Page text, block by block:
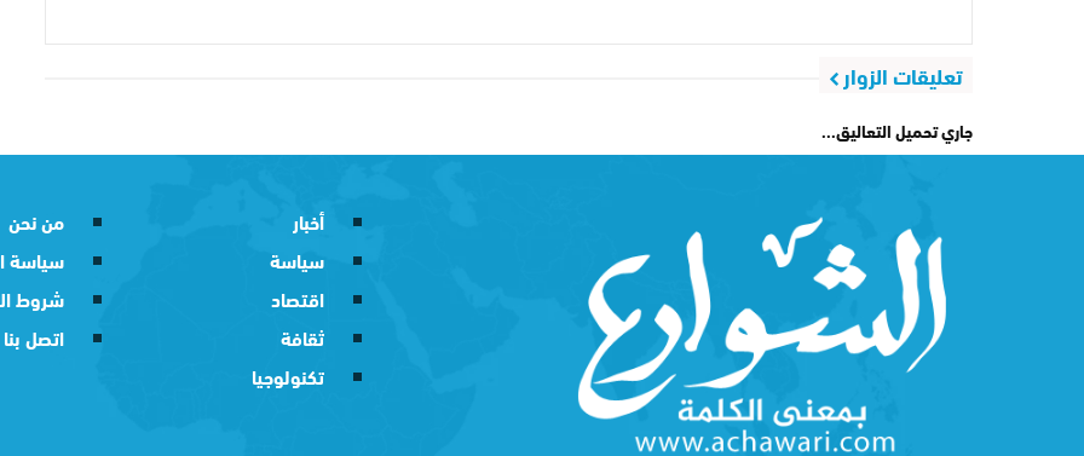
تعليقات الزوار
جاري تحميل التعاليق...
أخبار
سياسة
اقتصاد
ثقافة
تكنولوجيا
من نحن
سياسة
شروط
اتصل بنا